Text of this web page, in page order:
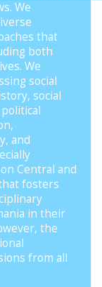
We
that
both
We
social
social
and
Central and
fosters
in their
the
from all